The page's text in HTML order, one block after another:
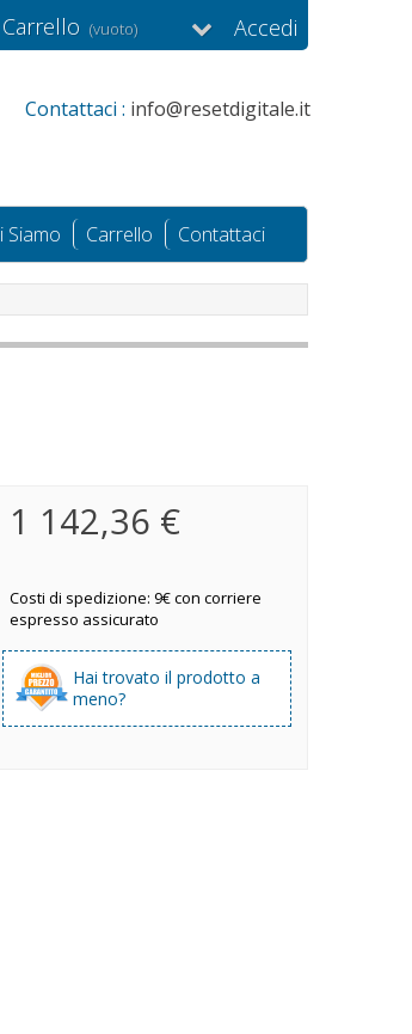
Accedi
Carrello (vuoto)
Contattaci : info@resetdigitale.it
Siamo Carrello Contattaci
1 142,36 €
Costi di spedizione: 9€ con corriere
espresso assicurato
Hai trovato il prodotto a
meno?